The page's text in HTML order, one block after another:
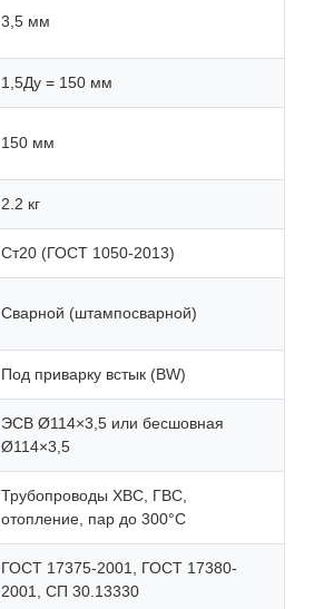
3,5 мм
1,5Ду = 150 мм
150 мм
2.2 кг
Ст20 (ГОСТ 1050-2013)
Сварной (штампосварной)
Под приварку встык (BW)
ЭСВ Ø114×3,5 или бесшовная
Ø114×3,5
Трубопроводы ХВС, ГВС,
отопление, пар до 300°C
ГОСТ 17375-2001, ГОСТ 17380-
2001, СП 30.13330